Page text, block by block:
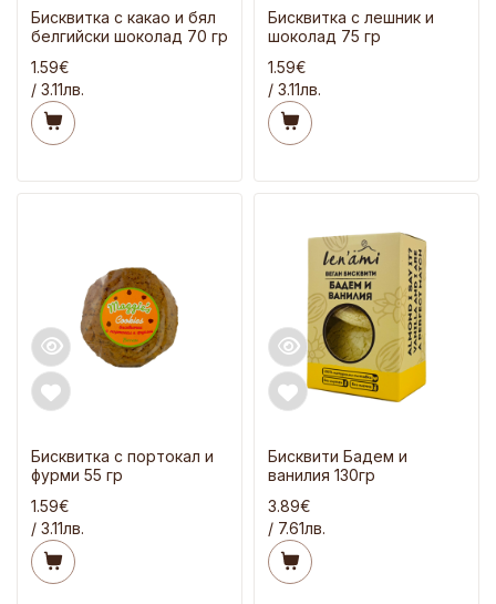
Бисквитка с какао и бял
белгийски шоколад 70 гр
1.59€
/ 3.11лв.
Бисквитка с лешник и
шоколад 75 гр
1.59€
/ 3.11лв.
Бисквитка с портокал и
фурми 55 гр
1.59€
/ 3.11лв.
Бисквити Бадем и
ванилия 130гр
3.89€
/ 7.61лв.